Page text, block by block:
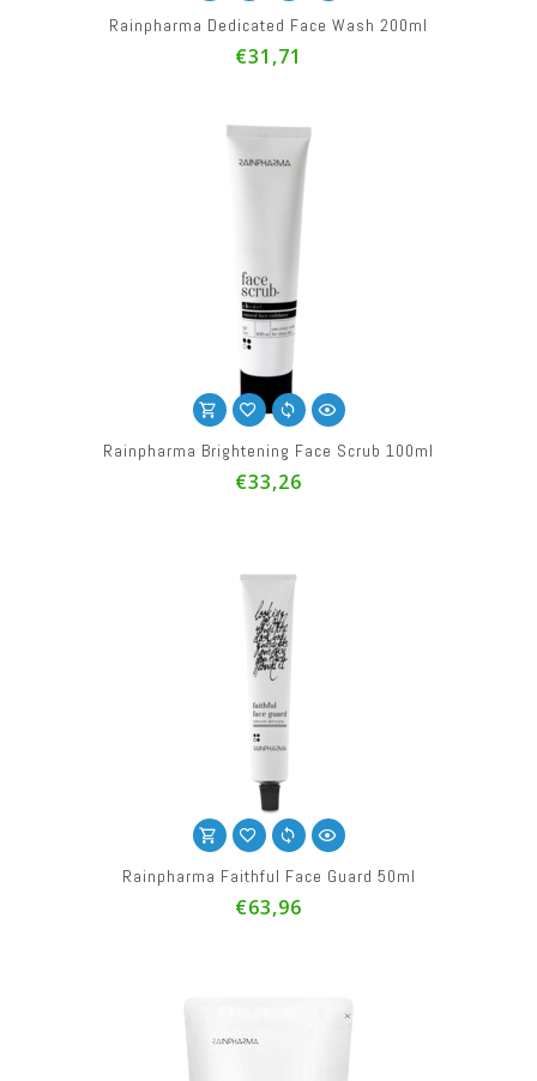
Rainpharma Dedicated Face Wash 200ml
€31,71
Rainpharma Brightening Face Scrub 100ml
€33,26
Rainpharma Faithful Face Guard 50ml
€63,96